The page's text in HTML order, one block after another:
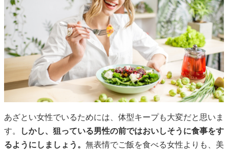
あざとい女性でいるためには、体型キープも大変だと思いま
す。
しかし、狙っている男性の前ではおいしそうに食事をす
るようにしましょう。 無表情でご飯を食べる女性よりも、美